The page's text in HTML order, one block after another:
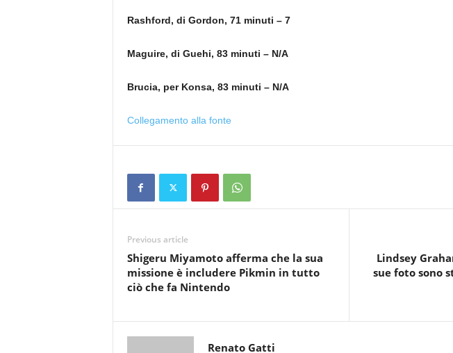
Rashford, di Gordon, 71 minuti – 7
Maguire, di Guehi, 83 minuti – N/A
Brucia, per Konsa, 83 minuti – N/A
Collegamento alla fonte
Previous article
Shigeru Miyamoto afferma che la sua
missione è includere Pikmin in tutto
ciò che fa Nintendo
Lindsey
sue foto sono
Renato Gatti